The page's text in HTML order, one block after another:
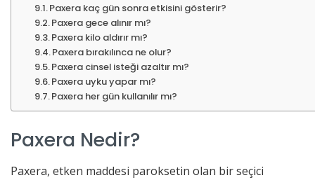
Paxera kaç gün sonra etkisini gösterir?
Paxera gece alınır mı?
Paxera kilo aldırır mı?
Paxera bırakılınca ne olur?
Paxera cinsel isteği azaltır mı?
Paxera uyku yapar mı?
Paxera her gün kullanılır mı?
Paxera Nedir?
Paxera, etken maddesi paroksetin olan bir seçici